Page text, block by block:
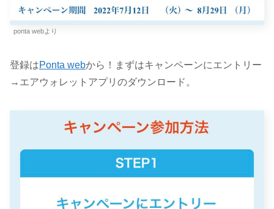
ponta webより
登録はPonta webから！まずはキャンペーンにエントリー
→エアウォレットアプリのダウンロード。